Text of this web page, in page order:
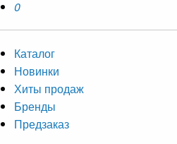
0
Каталог
Новинки
Хиты продаж
Бренды
Предзаказ